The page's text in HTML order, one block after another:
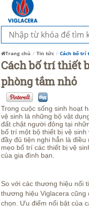
Trang chủ Tin tức Cách bố trí
Cách bố trí thiết
phòng tắm nhỏ
Trong cuộc sống sinh hoạt
vệ sinh là những bộ vật
đất chật người đông tại
bố trí một bộ thiết bị vệ
đầy đủ tiện nghi hẳn là
mẹo bố trí các thiết bị vệ
của gia đình bạn.
So với các thương hiệu nổi
thương hiệu Viglacera
chọn. Ưu điểm nổi bật của